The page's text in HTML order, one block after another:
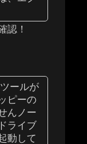
認！
ールが
ピーの
んノー
ライブ
動して